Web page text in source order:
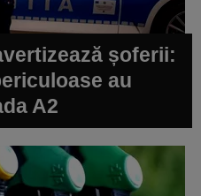
șoferii:
au
A2